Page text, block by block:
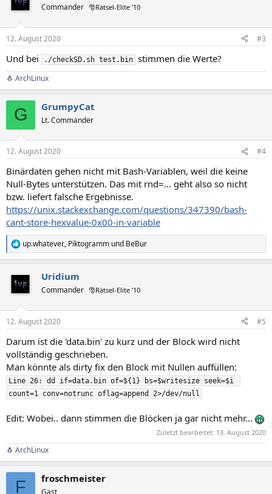
Commander 🎅Rätsel-Elite ’10
12. August 2020 #3
Und bei ./checkSD.sh test.bin stimmen die Werte?
🐧 ArchLinux
G GrumpyCat
Lt. Commander
12. August 2020 #4
Binärdaten gehen nicht mit Bash-Variablen, weil die keine
Null-Bytes unterstützen. Das mit rnd=... geht also so nicht
bzw. liefert falsche Ergebnisse.
https://unix.stackexchange.com/questions/347390/bash-
cant-store-hexvalue-0x00-in-variable
R
e
k
i
e
:
up.whatever, Piktogramm und BeBur
Uridium
Commander 🎅Rätsel-Elite ’10
12. August 2020 #5
Darum ist die 'data.bin' zu kurz und der Block wird nicht
vollständig geschrieben.
Man könnte als dirty fix den Block mit Nullen auffüllen:
Line 26: dd if=data.bin of=${1} bs=$writesize seek=$i
count=1 conv=notrunc oflag=append 2>/dev/null
Edit: Wobei.. dann stimmen die Blöcken ja gar nicht mehr...
Zuletzt bearbeitet: 13. August 2020
🐧 ArchLinux
F froschmeister
Gast